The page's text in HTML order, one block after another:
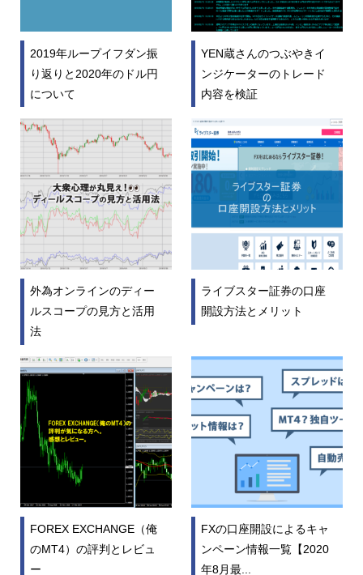
2019年ループイフダン振
り返りと2020年のドル円
について
YEN蔵さんのつぶやきイ
ンジケーターのトレード
内容を検証
外為オンラインのディー
ルスコープの見方と活用
法
ライブスター証券の口座
開設方法とメリット
FOREX EXCHANGE（俺
のMT4）の評判とレビュ
ー
FXの口座開設によるキャ
ンペーン情報一覧【2020
年8月最...